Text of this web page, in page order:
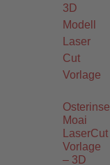
Osterinsel
Moai
LaserCut
Vorlage
– 3D